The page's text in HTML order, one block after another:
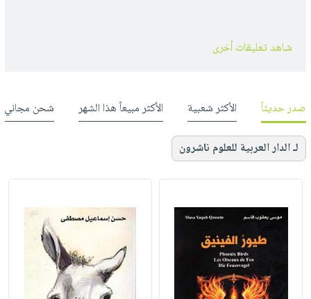
شاهد تعليقات أخرى
صدر حديثاً الأكثر شعبية الأكثر مبيعاً هذا الشهر شحن مجاني
لـ الدار العربية للعلوم ناشرون